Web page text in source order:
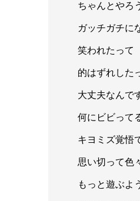
ちゃんとやろ
ガッチガチに
笑われたって
的はずれした
大丈夫なんで
何にビビって
キヨミズ覚悟
思い切って色
もっと遊ぶよ